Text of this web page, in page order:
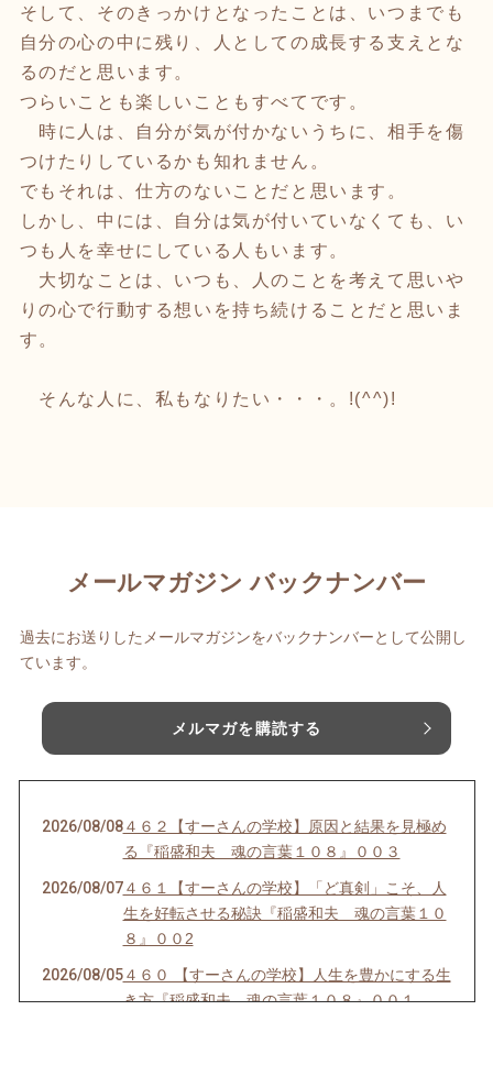
そして、そのきっかけとなったことは、いつまでも
自分の心の中に残り、人としての成長する支えとな
るのだと思います。
つらいことも楽しいこともすべてです。
時に人は、自分が気が付かないうちに、相手を傷
つけたりしているかも知れません。
でもそれは、仕方のないことだと思います。
しかし、中には、自分は気が付いていなくても、い
つも人を幸せにしている人もいます。
大切なことは、いつも、人のことを考えて思いや
りの心で行動する想いを持ち続けることだと思いま
す。
そんな人に、私もなりたい・・・。!(^^)!
メールマガジン バックナンバー
過去にお送りしたメールマガジンをバックナンバーとして公開し
ています。
メルマガを購読する
2026/08/08４６２【すーさんの学校】原因と結果を見極め
る『稲盛和夫 魂の言葉１０８』００３
2026/08/07４６１【すーさんの学校】「ど真剣」こそ、人
生を好転させる秘訣『稲盛和夫 魂の言葉１０
８』００2
2026/08/05４６０ 【すーさんの学校】人生を豊かにする生
き方『稲盛和夫 魂の言葉１０８』００１